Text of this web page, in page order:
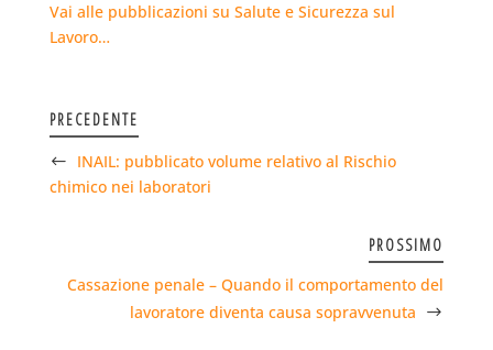
Vai alle pubblicazioni su Salute e Sicurezza sul
Lavoro…
PRECEDENTE
INAIL: pubblicato volume relativo al Rischio
chimico nei laboratori
PROSSIMO
Cassazione penale – Quando il comportamento del
lavoratore diventa causa sopravvenuta